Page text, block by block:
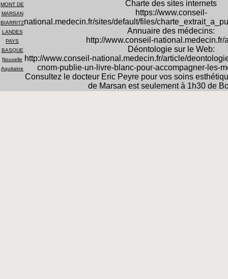
MONT DE
MARSAN
BIARRITZ
LANDES
PAYS
BASQUE
Nouvelle
Aquitaine
Charte des sites internets
https://www.conseil-
national.medecin.fr/sites/default/files/
Annuaire des médecins:
http://www.conseil-national.medecin.fr/
Déontologie sur le Web:
http://www.conseil-national.medecin.fr/article/
cnom-publie-un-livre-blanc-pour-accompagner-les-
Consultez le docteur Eric Peyre pour vos soins
de Marsan est seulement à 1h30 de